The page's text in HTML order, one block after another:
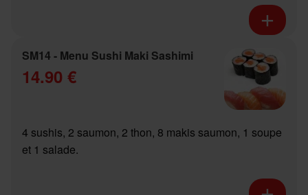
SM14 - Menu Sushi Maki Sashimi
14.90 €
4 sushis, 2 saumon, 2 thon, 8 makis saumon, 1 soupe
et 1 salade.